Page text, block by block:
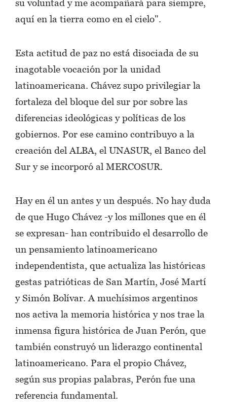
aquí en la tierra como en el cielo".
Esta actitud de paz no está disociada de su
inagotable vocación por la unidad
latinoamericana. Chávez supo privilegiar la
fortaleza del bloque del sur por sobre las
diferencias ideológicas y políticas de los
gobiernos. Por ese camino contribuyo a la
creación del ALBA, el UNASUR, el Banco del
Sur y se incorporó al MERCOSUR.
Hay en él un antes y un después. No hay duda
de que Hugo Chávez -y los millones que en él
se expresan- han contribuido el desarrollo de
un pensamiento latinoamericano
independentista, que actualiza las históricas
gestas patrióticas de San Martín, José Martí
y Simón Bolívar. A muchísimos argentinos
nos activa la memoria histórica y nos trae la
inmensa figura histórica de Juan Perón, que
también construyó un liderazgo continental
latinoamericano. Para el propio Chávez,
según sus propias palabras, Perón fue una
referencia fundamental.